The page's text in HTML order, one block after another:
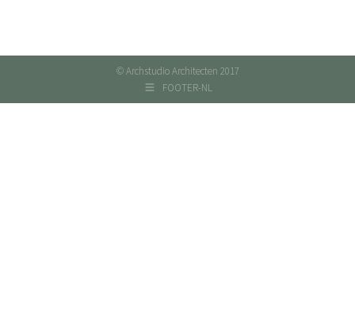
© Archstudio Architecten 2017
FOOTER-NL